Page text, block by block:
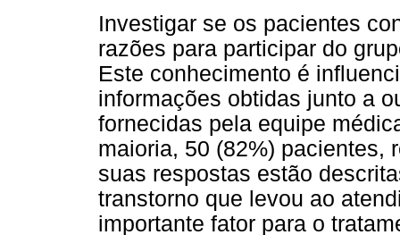
Investigar se os pacientes
razões para participar do
Este conhecimento é
informações obtidas junto a
fornecidas pela equipe
maioria, 50 (82%) pacientes,
suas respostas estão
transtorno que levou ao
importante fator para o